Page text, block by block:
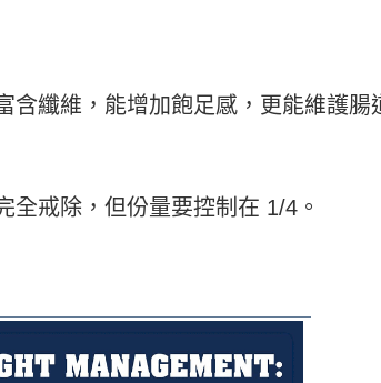
含纖維，能增加飽足感，更能維護腸
全戒除，但份量要控制在 1/4。